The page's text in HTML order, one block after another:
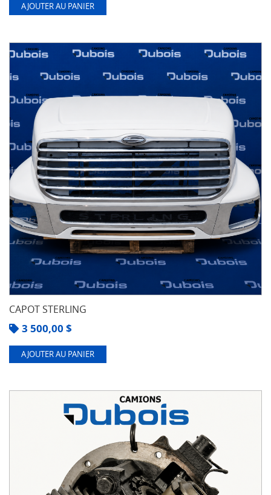
AJOUTER AU PANIER
CAPOT STERLING
3 500,00 $
AJOUTER AU PANIER